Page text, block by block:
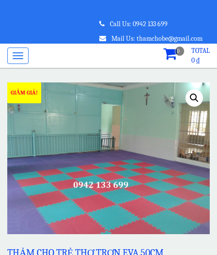
Call Us: 0942 133 699
Mail Us: thamchobe@gmail.com
0
TOTAL
0₫
GIẢM GIÁ!